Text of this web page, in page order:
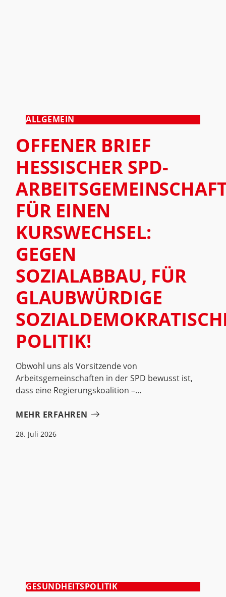
ALLGEMEIN
OFFENER BRIEF
HESSISCHER SPD-
FÜR EINEN
KURSWECHSEL:
GEGEN
SOZIALABBAU, FÜR
GLAUBWÜRDIGE
POLITIK!
Obwohl uns als Vorsitzende von
Arbeitsgemeinschaften in der SPD bewusst ist,
dass eine Regierungskoalition –
MEHR ERFAHREN
28. Juli 2026
GESUNDHEITSPOLITIK